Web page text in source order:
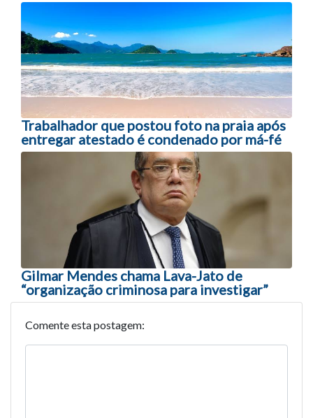
Navegação entre posts
Trabalhador que postou foto na praia após
entregar atestado é condenado por má-fé
Gilmar Mendes chama Lava-Jato de
“organização criminosa para investigar”
Comente esta postagem: